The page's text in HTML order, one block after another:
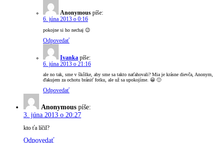
Anonymous píše:
6. júna 2013 o 0:16
pokojne si ho nechaj 😉
Odpovedať
Ivanka píše:
6. júna 2013 o 21:16
ale no tak, sme v škôlke, aby sme sa takto naťahovali? Mia je krásne dievča, Anonym,
ďakujem za ochotu brániť fotku, ale už sa upokojíme. 😀 🙂
Odpovedať
Anonymous píše:
3. júna 2013 o 20:27
kto ťa líčil?
Odpovedať